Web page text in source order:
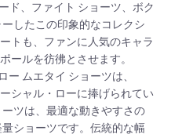
ド、ファイト ショーツ、ボク
したこの印象的なコレクシ
トも、ファンに人気のキャラ
ールを彷彿とさせます。
ー ムエタイ ショーツは、
シャル・ローに捧げられてい
ツは、最適な動きやすさの
ショーツです。伝統的な幅